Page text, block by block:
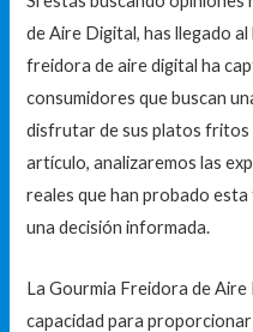
de Aire Digital, has llegado
freidora de aire digital ha
consumidores que buscan
disfrutar de sus platos
artículo, analizaremos las
reales que han probado
una decisión informada.
La Gourmia Freidora de
capacidad para